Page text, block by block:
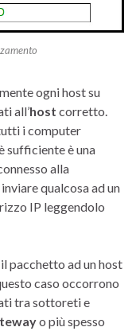
ogni host su
all’host corretto.
i computer
sufficiente è una
alla
qualcosa ad un
IP leggendolo
pacchetto ad un host
caso occorrono
tra sottoreti e
o più spesso